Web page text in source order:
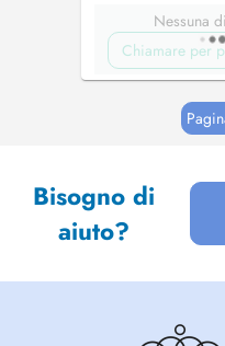
Nessuna
Chiamare per
Bisogno di
aiuto?